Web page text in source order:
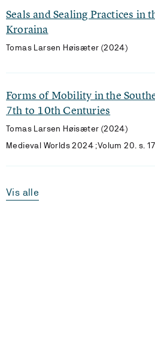
Seals and Sealing Practices in
Kroraina
Tomas Larsen Høisæter (2024)
Forms of Mobility in the
7th to 10th Centuries
Tomas Larsen Høisæter (2024)
Medieval Worlds 2024 ;Volum 20. s.
Vis alle